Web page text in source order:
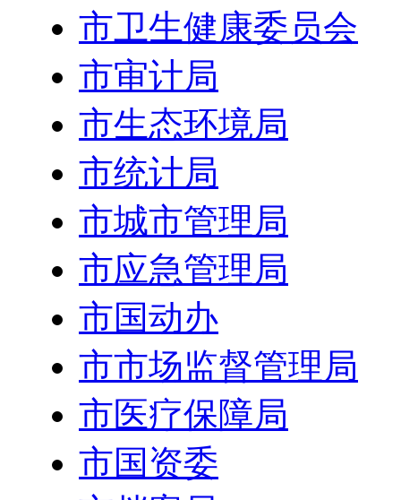
市卫生健康委员会
市审计局
市生态环境局
市统计局
市城市管理局
市应急管理局
市国动办
市市场监督管理局
市医疗保障局
市国资委